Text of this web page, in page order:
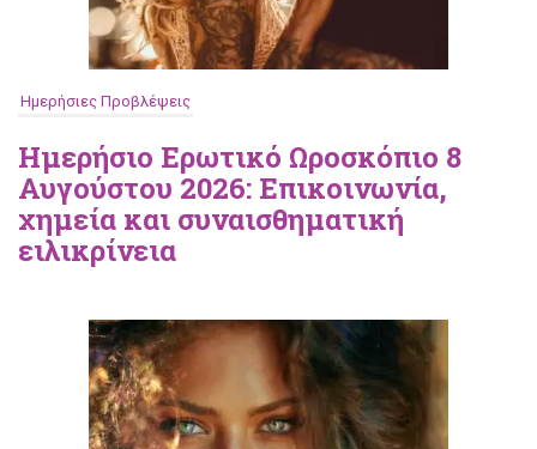
Ημερήσιες Προβλέψεις
Ημερήσιο Ερωτικό Ωροσκόπιο 8
Αυγούστου 2026: Επικοινωνία,
χημεία και συναισθηματική
ειλικρίνεια